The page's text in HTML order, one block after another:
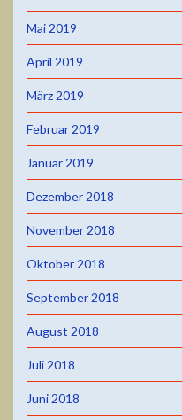
Mai 2019
April 2019
März 2019
Februar 2019
Januar 2019
Dezember 2018
November 2018
Oktober 2018
September 2018
August 2018
Juli 2018
Juni 2018